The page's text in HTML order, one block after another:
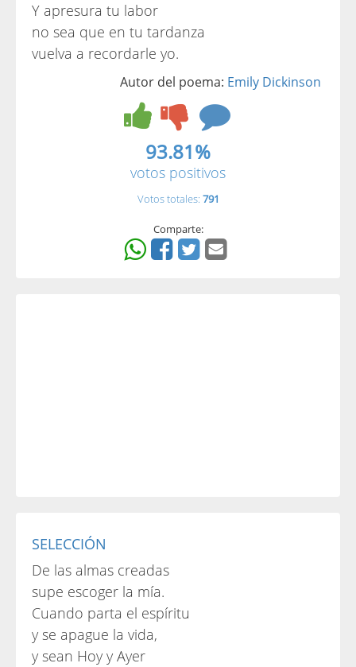
Y apresura tu labor
no sea que en tu tardanza
vuelva a recordarle yo.
Autor del poema: Emily Dickinson
93.81%
votos positivos
Votos totales: 791
Comparte:
SELECCIÓN
De las almas creadas
supe escoger la mía.
Cuando parta el espíritu
y se apague la vida,
y sean Hoy y Ayer